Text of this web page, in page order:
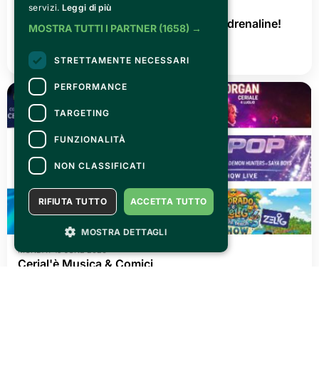
THURSDAY 02 JULY 2026
AGRISHOW 2026: three days of pure adrenaline!
READ ALL
MONDAY 15 JUNE 2026
Cerial'è Musica & Comici
servizi. Leggi di più
MOSTRA TUTTI I PARTNER (1658) →
STRETTAMENTE NECESSARI
PERFORMANCE
TARGETING
FUNZIONALITÀ
NON CLASSIFICATI
ACCETTA TUTTO
RIFIUTA TUTTO
MOSTRA DETTAGLI